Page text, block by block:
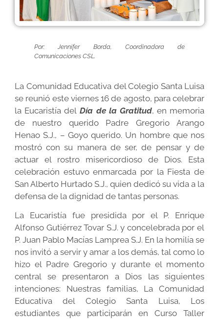
Por: Jennifer Borda, Coordinadora de
Comunicaciones CSL.
La Comunidad Educativa del Colegio Santa Luisa
se reunió este viernes 16 de agosto, para celebrar
la Eucaristía delDía de la Gratitud, en memoria
de nuestro querido Padre Gregorio Arango
Henao S.J., – Goyo querido. Un hombre que nos
mostró con su manera de ser, de pensar y de
actuar el rostro misericordioso de Dios. Esta
celebración estuvo enmarcada por la Fiesta de
San Alberto Hurtado S.J., quien dedicó su vida a la
defensa de la dignidad de tantas personas.
La Eucaristía fue presidida por el P. Enrique
Alfonso Gutiérrez Tovar S.J. y concelebrada por el
P. Juan Pablo Macías Lamprea S.J. En la homilía se
nos invitó a servir y amar a los demás, tal como lo
hizo el Padre Gregorio y durante el momento
central se presentaron a Dios las siguientes
intenciones: Nuestras familias, La Comunidad
Educativa del Colegio Santa Luisa, Los
estudiantes que participarán en Curso Taller